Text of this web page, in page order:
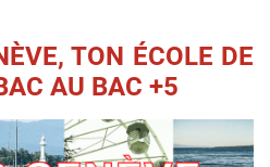
TON ÉCOLE DE
AU BAC +5